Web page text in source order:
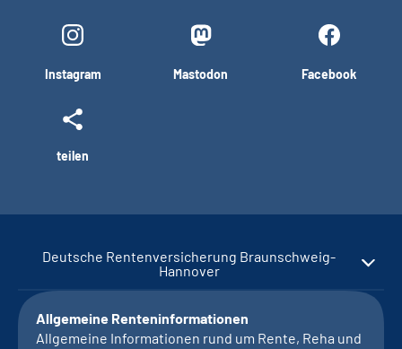
Instagram Mastodon Facebook
teilen
Deutsche Rentenversicherung Braunschweig-
Hannover
Allgemeine Renteninformationen
Allgemeine Informationen rund um Rente, Reha und